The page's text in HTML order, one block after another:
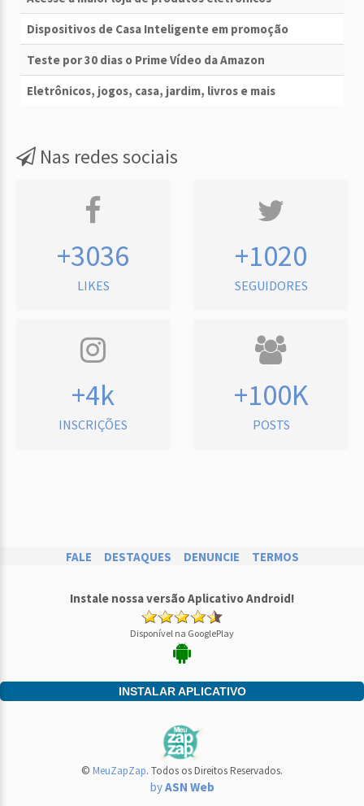
Dispositivos de Casa Inteligente em promoção
Teste por 30 dias o Prime Vídeo da Amazon
Eletrônicos, jogos, casa, jardim, livros e mais
Nas redes sociais
+3036
LIKES
+1020
SEGUIDORES
+4k
INSCRIÇÕES
+100K
POSTS
FALE DESTAQUES DENUNCIE TERMOS
Instale nossa versão Aplicativo Android!
Disponível na GooglePlay
INSTALAR APLICATIVO
© MeuZapZap. Todos os Direitos Reservados.
byASN Web